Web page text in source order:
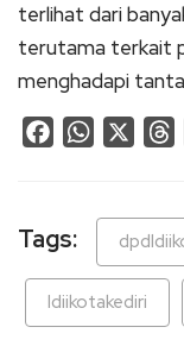
terlihat dari
terutama terkait
menghadapi
FacebookWhatsApp
Tags:
ldiikotakediri